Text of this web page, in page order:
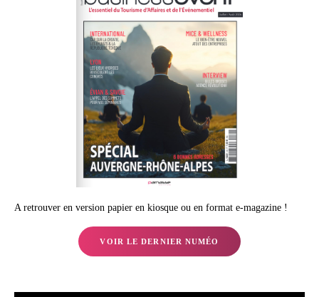
A retrouver en version papier en kiosque ou en format e-magazine !
VOIR LE DERNIER NUMÉO